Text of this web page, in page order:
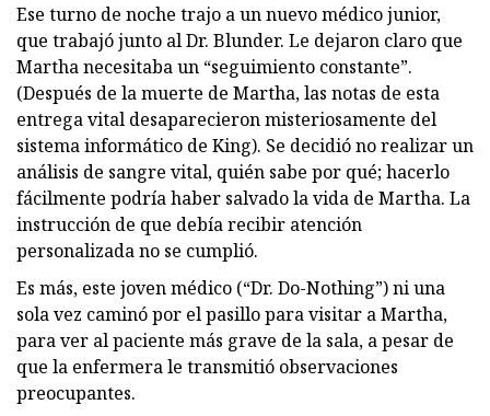
Ese turno de noche trajo a un nuevo médico junior,
que trabajó junto al Dr. Blunder. Le dejaron claro que
Martha necesitaba un “seguimiento constante”.
(Después de la muerte de Martha, las notas de esta
entrega vital desaparecieron misteriosamente del
sistema informático de King). Se decidió no realizar un
análisis de sangre vital, quién sabe por qué; hacerlo
fácilmente podría haber salvado la vida de Martha. La
instrucción de que debía recibir atención
personalizada no se cumplió.
Es más, este joven médico (“Dr. Do-Nothing”) ni una
sola vez caminó por el pasillo para visitar a Martha,
para ver al paciente más grave de la sala, a pesar de
que la enfermera le transmitió observaciones
preocupantes.